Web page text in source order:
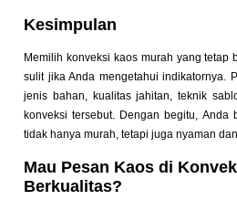
Kesimpulan
Memilih konveksi kaos murah yang tetap
sulit jika Anda mengetahui indikatornya.
jenis bahan, kualitas jahitan, teknik
konveksi tersebut. Dengan begitu, Anda
tidak hanya murah, tetapi juga nyaman
Mau Pesan Kaos di
Berkualitas?